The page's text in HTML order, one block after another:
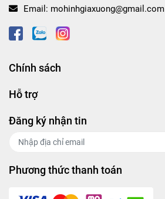
Email: mohinhgiaxuong@gmail.com
Chính sách
Hỗ trợ
Đăng ký nhận tin
Phương thức thanh toán